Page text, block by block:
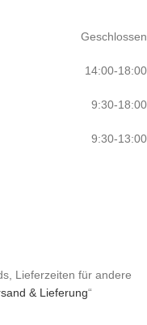
Geschlossen
14:00-18:00
9:30-18:00
9:30-13:00
Lieferzeiten für andere
& Lieferung“